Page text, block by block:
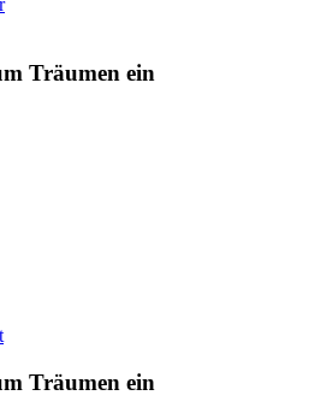
Träumen ein
Träumen ein